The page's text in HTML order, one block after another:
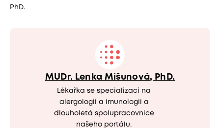
PhD.
MUDr. Lenka Mišunová, PhD.
Lékařka se specializací na
alergologii a imunologii a
dlouholetá spolupracovnice
našeho portálu.